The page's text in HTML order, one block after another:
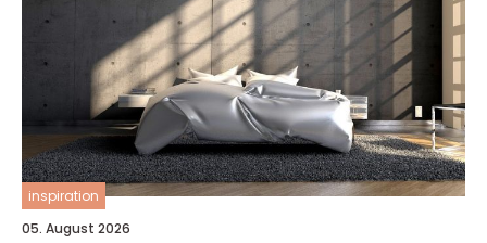
inspiration
05. August 2026